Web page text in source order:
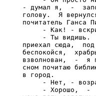
- думал я,  -
голову.  Я
почитатель Ганса
- Как! -
- Ты видишь.
приехал сюда,
беспокойся,
взволнован,  -  я
сном почитаю
в город.
- Нет, -
- Хорошо,  -